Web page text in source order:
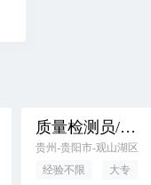
质量检测员/测试员
贵州-贵阳市-观山湖区
经验不限
大专